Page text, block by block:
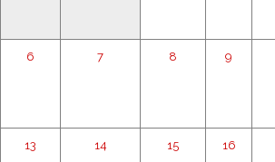
6 7 8 9
13 14 15 16